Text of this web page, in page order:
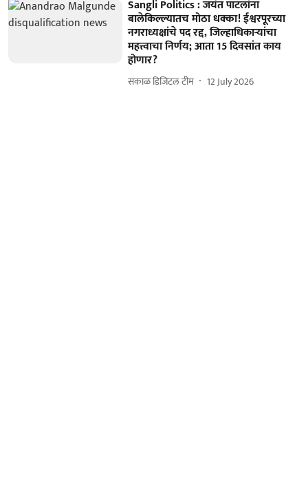
Sangli Politics : जयंत पाटलांना
बालेकिल्ल्यातच मोठा धक्का! ईश्वरपूरच्या
नगराध्यक्षांचे पद रद्द, जिल्हाधिकाऱ्यांचा
महत्त्वाचा निर्णय; आता 15 दिवसांत काय
होणार?
सकाळ डिजिटल टीम 12 July 2026